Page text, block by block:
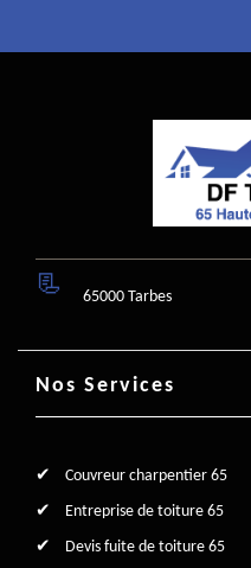
65000 Tarbes
Nos Services
Couvreur charpentier 65
Entreprise de toiture 65
Devis fuite de toiture 65